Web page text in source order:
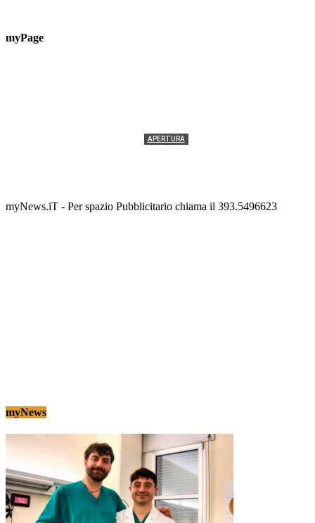
myPage
APERTURA
myNews.iT - Per spazio Pubblicitario chiama il 393.5496623
myNews